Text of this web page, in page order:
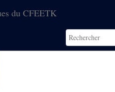
du CFEETK